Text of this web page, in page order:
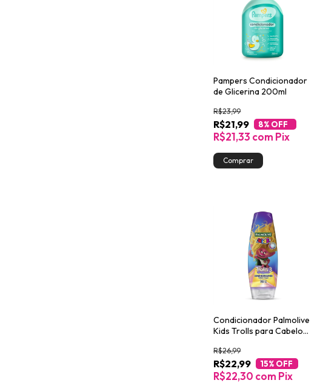
Pampers Condicionador
de Glicerina 200ml
R$21,99
R$23,99
8% OFF
R$21,33 com Pix
Condicionador Palmolive
Kids Trolls para Cabelo
R$22,99
R$26,99
15% OFF
R$22,30 com Pix